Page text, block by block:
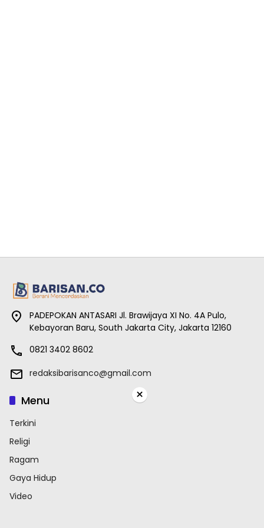
PADEPOKAN ANTASARI Jl. Brawijaya XI No. 4A Pulo,
Kebayoran Baru, South Jakarta City, Jakarta 12160
0821 3402 8602
redaksibarisanco@gmail.com
Menu
Terkini
Religi
Ragam
Gaya Hidup
Video
×